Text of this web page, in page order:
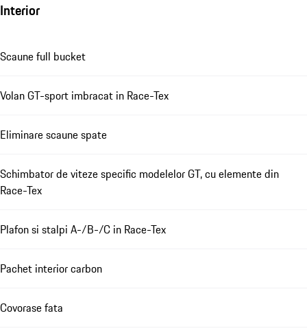
Interior
Scaune full bucket
Volan GT-sport imbracat in Race-Tex
Eliminare scaune spate
Schimbator de viteze specific modelelor GT, cu elemente din
Race-Tex
Plafon si stalpi A-/B-/C in Race-Tex
Pachet interior carbon
Covorase fata